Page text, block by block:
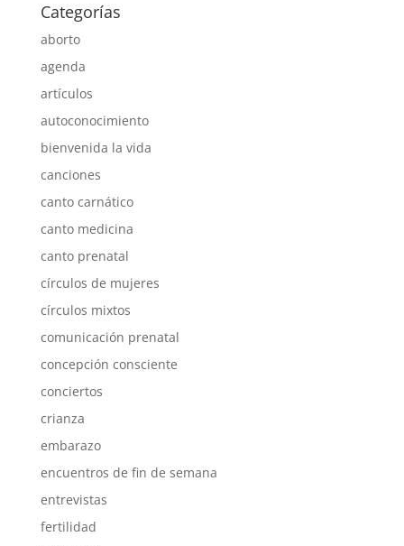
Categorías
aborto
agenda
artículos
autoconocimiento
bienvenida la vida
canciones
canto carnático
canto medicina
canto prenatal
círculos de mujeres
círculos mixtos
comunicación prenatal
concepción consciente
conciertos
crianza
embarazo
encuentros de fin de semana
entrevistas
fertilidad